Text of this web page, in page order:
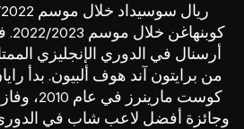
أرسنال في الدوري الإنجليزي
من برايتون آند هوف ألبيون. بدأ
كوست
وجائزة أفضل لاعب شاب في